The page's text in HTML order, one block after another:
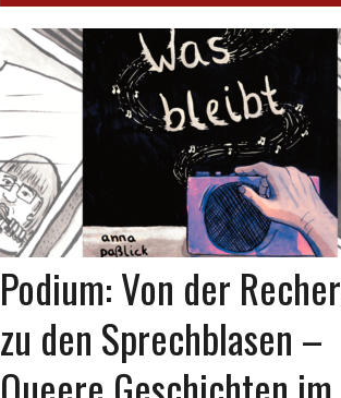
Podium: Von der
zu den Sprechblasen –